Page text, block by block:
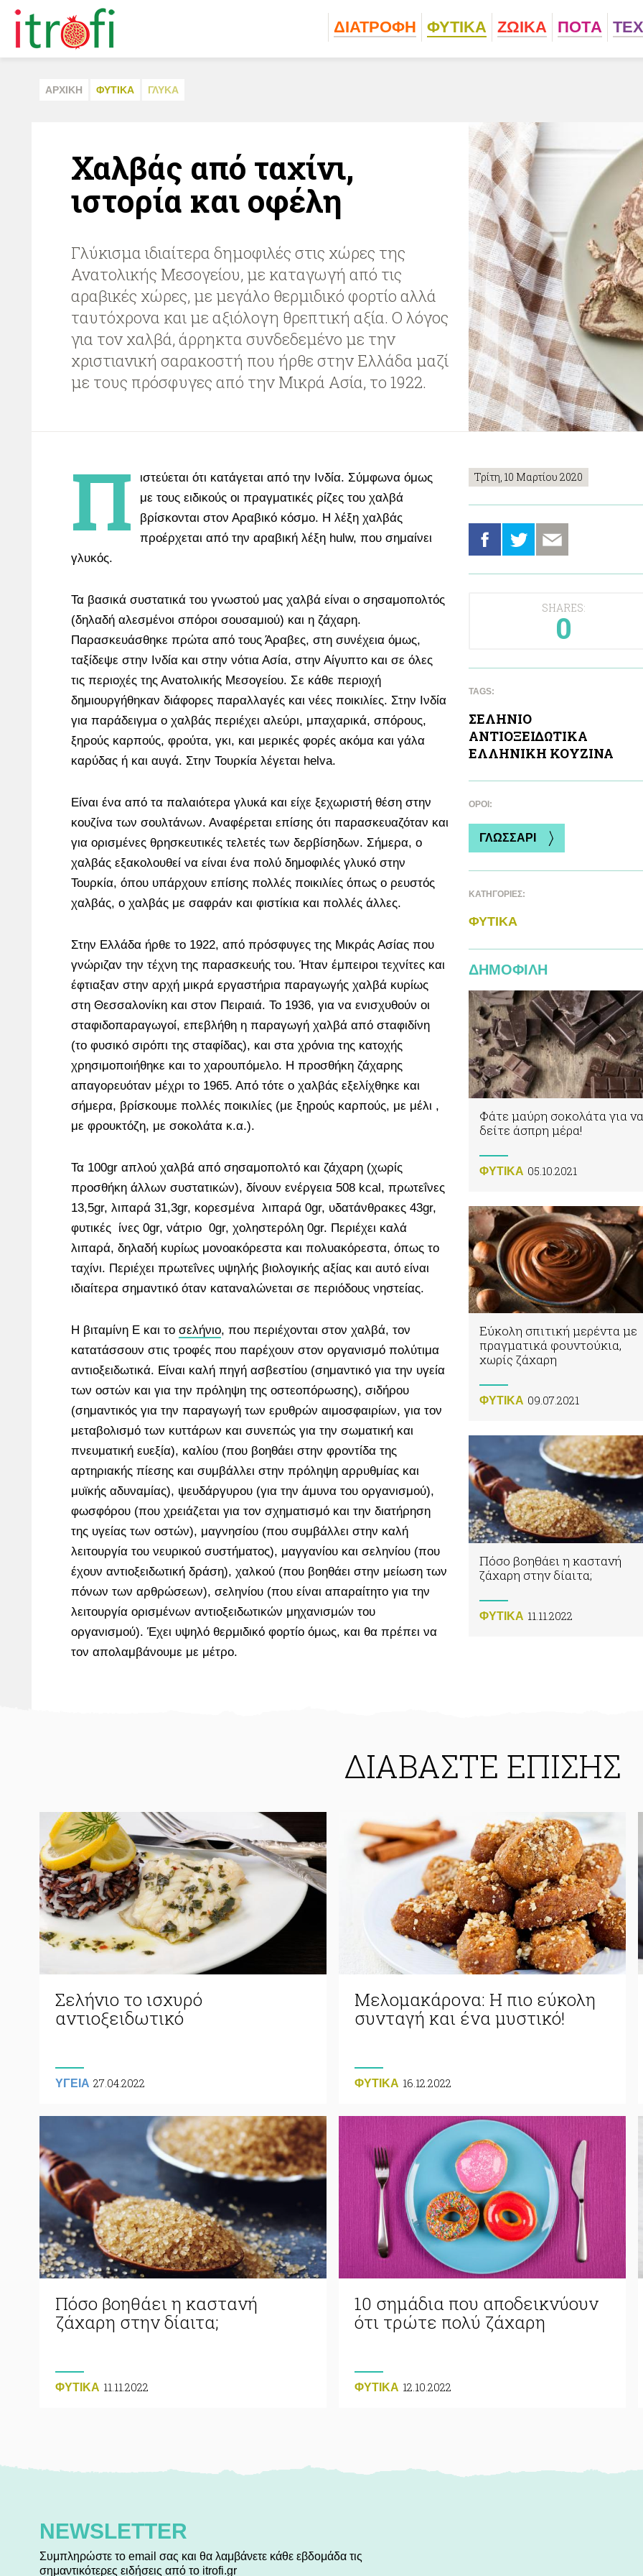
ΔΙΑΤΡΟΦΗ ΦΥΤΙΚA ΖΩΙΚA ΠΟΤA
ΑΡΧΙΚΗ ΦΥΤΙΚA ΓΛΥΚA
Χαλβάς από ταχίνι,
ιστορία και οφέλη
Γλύκισμα ιδιαίτερα δημοφιλές στις χώρες της
Ανατολικής Μεσογείου, με καταγωγή από τις
αραβικές χώρες, με μεγάλο θερμιδικό φορτίο αλλά
ταυτόχρονα και με αξιόλογη θρεπτική αξία. Ο λόγος
για τον χαλβά, άρρηκτα συνδεδεμένο με την
χριστιανική σαρακοστή που ήρθε στην Ελλάδα μαζί
με τους πρόσφυγες από την Μικρά Ασία, το 1922.
Τρίτη, 10 Μαρτίου 2020
SHARES:
0
Π
ιστεύεται ότι κατάγεται από την Ινδία. Σύμφωνα όμως
με τους ειδικούς οι πραγματικές ρίζες του χαλβά
βρίσκονται στον Αραβικό κόσμο. Η λέξη χαλβάς
προέρχεται από την αραβική λέξη hulw, που σημαίνει
γλυκός.
Τα βασικά συστατικά του γνωστού μας χαλβά είναι ο σησαμοπολτός
(δηλαδή αλεσμένοι σπόροι σουσαμιού) και η ζάχαρη.
Παρασκευάσθηκε πρώτα από τους Άραβες, στη συνέχεια όμως,
ταξίδεψε στην Ινδία και στην νότια Ασία, στην Αίγυπτο και σε όλες
τις περιοχές της Ανατολικής Μεσογείου. Σε κάθε περιοχή
δημιουργήθηκαν διάφορες παραλλαγές και νέες ποικιλίες. Στην Ινδία
για παράδειγμα ο χαλβάς περιέχει αλεύρι, μπαχαρικά, σπόρους,
ξηρούς καρπούς, φρούτα, γκι, και μερικές φορές ακόμα και γάλα
καρύδας ή και αυγά. Στην Τουρκία λέγεται helva.
Είναι ένα από τα παλαιότερα γλυκά και είχε ξεχωριστή θέση στην
κουζίνα των σουλτάνων. Αναφέρεται επίσης ότι παρασκευαζόταν και
για ορισμένες θρησκευτικές τελετές των δερβίσηδων. Σήμερα, ο
χαλβάς εξακολουθεί να είναι ένα πολύ δημοφιλές γλυκό στην
Τουρκία, όπου υπάρχουν επίσης πολλές ποικιλίες όπως ο ρευστός
χαλβάς, ο χαλβάς με σαφράν και φιστίκια και πολλές άλλες.
Στην Ελλάδα ήρθε το 1922, από πρόσφυγες της Μικράς Ασίας που
γνώριζαν την τέχνη της παρασκευής του. Ήταν έμπειροι τεχνίτες και
έφτιαξαν στην αρχή μικρά εργαστήρια παραγωγής χαλβά κυρίως
στη Θεσσαλονίκη και στον Πειραιά. Το 1936, για να ενισχυθούν οι
σταφιδοπαραγωγοί, επεβλήθη η παραγωγή χαλβά από σταφιδίνη
(το φυσικό σιρόπι της σταφίδας), και στα χρόνια της κατοχής
χρησιμοποιήθηκε και το χαρουπόμελο. Η προσθήκη ζάχαρης
απαγορευόταν μέχρι το 1965. Από τότε ο χαλβάς εξελίχθηκε και
σήμερα, βρίσκουμε πολλές ποικιλίες (με ξηρούς καρπούς, με μέλι ,
με φρουκτόζη, με σοκολάτα κ.α.).
Τα 100gr απλού χαλβά από σησαμοπολτό και ζάχαρη (χωρίς
προσθήκη άλλων συστατικών), δίνουν ενέργεια 508 kcal, πρωτεΐνες
13,5gr, λιπαρά 31,3gr, κορεσμένα λιπαρά 0gr, υδατάνθρακες 43gr,
φυτικές ίνες 0gr, νάτριο 0gr, χοληστερόλη 0gr. Περιέχει καλά
λιπαρά, δηλαδή κυρίως μονοακόρεστα και πολυακόρεστα, όπως το
ταχίνι. Περιέχει πρωτεΐνες υψηλής βιολογικής αξίας και αυτό είναι
ιδιαίτερα σημαντικό όταν καταναλώνεται σε περιόδους νηστείας.
Η βιταμίνη Ε και το σελήνιο, που περιέχονται στον χαλβά, τον
κατατάσσουν στις τροφές που παρέχουν στον οργανισμό πολύτιμα
αντιοξειδωτικά. Είναι καλή πηγή ασβεστίου (σημαντικό για την υγεία
των οστών και για την πρόληψη της οστεοπόρωσης), σιδήρου
(σημαντικός για την παραγωγή των ερυθρών αιμοσφαιρίων, για τον
μεταβολισμό των κυττάρων και συνεπώς για την σωματική και
πνευματική ευεξία), καλίου (που βοηθάει στην φροντίδα της
αρτηριακής πίεσης και συμβάλλει στην πρόληψη αρρυθμίας και
μυϊκής αδυναμίας), ψευδάργυρου (για την άμυνα του οργανισμού),
φωσφόρου (που χρειάζεται για τον σχηματισμό και την διατήρηση
της υγείας των οστών), μαγνησίου (που συμβάλλει στην καλή
λειτουργία του νευρικού συστήματος), μαγγανίου και σεληνίου (που
έχουν αντιοξειδωτική δράση), χαλκού (που βοηθάει στην μείωση των
πόνων των αρθρώσεων), σεληνίου (που είναι απαραίτητο για την
λειτουργία ορισμένων αντιοξειδωτικών μηχανισμών του
οργανισμού). Έχει υψηλό θερμιδικό φορτίο όμως, και θα πρέπει να
τον απολαμβάνουμε με μέτρο.
TAGS:
ΣΕΛΗΝΙΟ
ΑΝΤΙΟΞΕΙΔΩΤΙΚA
ΕΛΛΗΝΙΚΗ ΚΟΥΖΙΝΑ
ΌΡΟΙ:
ΓΛΩΣΣΑΡΙ
ΚΑΤΗΓΟΡΙΕΣ:
ΦΥΤΙΚA
ΔΗΜΟΦΙΛΗ
Φάτε μαύρη σοκολάτα για να
δείτε άσπρη μέρα!
ΦΥΤΙΚA 05.10.2021
Εύκολη σπιτική μερέντα με
πραγματικά φουντούκια,
χωρίς ζάχαρη
ΦΥΤΙΚA 09.07.2021
Πόσο βοηθάει η καστανή
ζάχαρη στην δίαιτα;
ΦΥΤΙΚA 11.11.2022
ΔΙΑΒΑΣΤΕ ΕΠΙΣΗΣ
Σελήνιο το ισχυρό
αντιοξειδωτικό
ΥΓΕΙΑ 27.04.2022
Μελομακάρονα: Η πιο εύκολη
συνταγή και ένα μυστικό!
ΦΥΤΙΚA 16.12.2022
Πόσο βοηθάει η καστανή
ζάχαρη στην δίαιτα;
ΦΥΤΙΚA 11.11.2022
10 σημάδια που αποδεικνύουν
ότι τρώτε πολύ ζάχαρη
ΦΥΤΙΚA 12.10.2022
NEWSLETTER
Συμπληρώστε το email σας και θα λαμβάνετε κάθε εβδομάδα τις
σημαντικότερες ειδήσεις από το itrofi.gr